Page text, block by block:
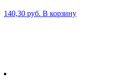
140,30 руб. В корзину